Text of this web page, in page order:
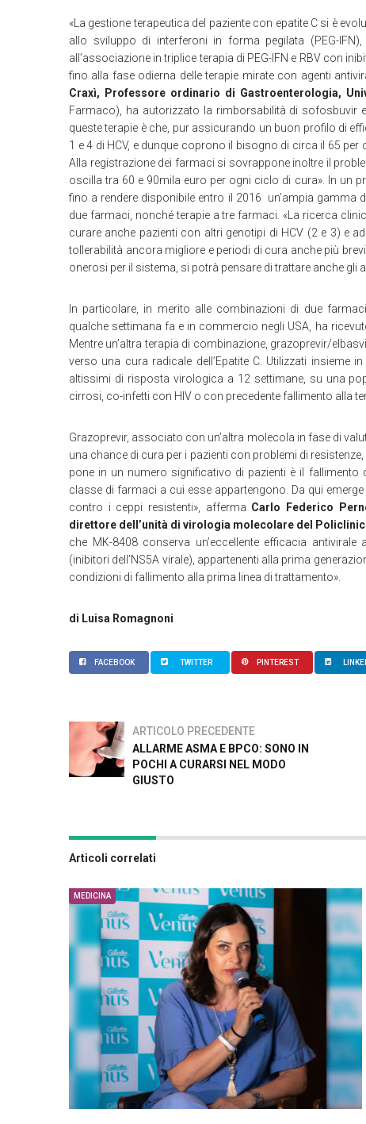
«La gestione terapeutica del paziente con epatite C si è
allo sviluppo di interferoni in forma pegilata (PEG-
all’associazione in triplice terapia di PEG-IFN e RBV con
fino alla fase odierna delle terapie mirate con agenti
Craxì, Professore ordinario di Gastroenterologia,
Farmaco), ha autorizzato la rimborsabilità di sofosbuvir
queste terapie è che, pur assicurando un buon profilo di
1 e 4 di HCV, e dunque coprono il bisogno di circa il 65
Alla registrazione dei farmaci si sovrappone inoltre il
oscilla tra 60 e 90mila euro per ogni ciclo di cura». In un
fino a rendere disponibile entro il 2016 un’ampia
due farmaci, nonché terapie a tre farmaci. «La ricerca
curare anche pazienti con altri genotipi di HCV (2 e 3) e
tollerabilità ancora migliore e periodi di cura anche più
onerosi per il sistema, si potrà pensare di trattare anche gli
In particolare, in merito alle combinazioni di due
qualche settimana fa e in commercio negli USA, ha
Mentre un’altra terapia di combinazione, grazoprevir/
verso una cura radicale dell’Epatite C. Utilizzati
altissimi di risposta virologica a 12 settimane, su una
cirrosi, co-infetti con HIV o con precedente fallimento alla
Grazoprevir, associato con un’altra molecola in fase di
una chance di cura per i pazienti con problemi di
pone in un numero significativo di pazienti è il fallimento
classe di farmaci a cui esse appartengono. Da qui
contro i ceppi resistenti», afferma Carlo Federico
direttore dell’unità di virologia molecolare del
che MK-8408 conserva un’eccellente efficacia
(inibitori dell’NS5A virale), appartenenti alla prima
condizioni di fallimento alla prima linea di trattamento».
di Luisa Romagnoni
FACEBOOK TWITTER PINTEREST
ARTICOLO PRECEDENTE
ALLARME ASMA E BPCO: SONO IN
POCHI A CURARSI NEL MODO
GIUSTO
Articoli correlati
MEDICINA